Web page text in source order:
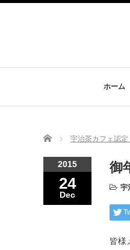
ホーム
Home 宇治茶カフェ認定
2015
24
Dec
御
宇
皆様